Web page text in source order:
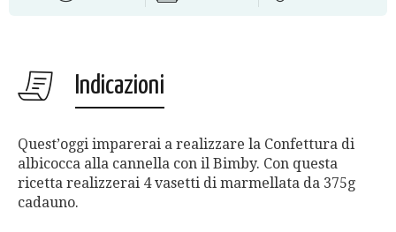
Indicazioni
Quest’oggi imparerai a realizzare la Confettura di
albicocca alla cannella con il Bimby. Con questa
ricetta realizzerai 4 vasetti di marmellata da 375g
cadauno.